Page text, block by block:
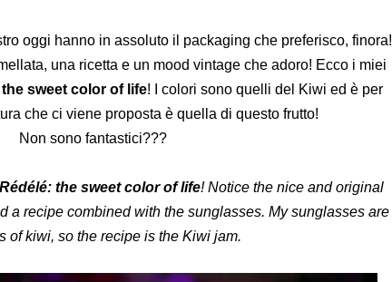
oggi hanno in assoluto il packaging che preferisco, finora!
una ricetta e un mood vintage che adoro! Ecco i miei
the sweet color of life! I colori sono quelli del Kiwi ed è per
che ci viene proposta è quella di questo frutto!
Non sono fantastici???
the sweet color of life! Notice the nice and original
a recipe combined with the sunglasses. My sunglasses are
of kiwi, so the recipe is the Kiwi jam.